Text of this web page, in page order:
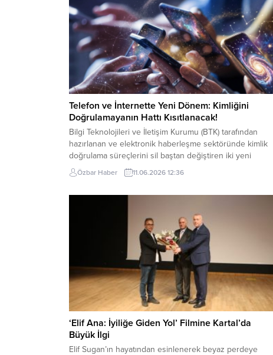
Telefon ve İnternette Yeni Dönem: Kimliğini
Doğrulamayanın Hattı Kısıtlanacak!
Bilgi Teknolojileri ve İletişim Kurumu (BTK) tarafından
hazırlanan ve elektronik haberleşme sektöründe kimlik
doğrulama süreçlerini sil baştan değiştiren iki yeni
yönetmelik Resmi Gazete’de yayımlanarak resmiyet
kazandı. 25 Haziran 2026 tarihinde yürürlüğe girecek
geçilmesi ve kayıt dışı kullanımın tamamen
Özbar Haber 11.06.2026 12:36
‘Elif Ana: İyiliğe Giden Yol’ Filmine Kartal’da
Büyük İlgi
Elif Sugan’ın hayatından esinlenerek beyaz perdeye